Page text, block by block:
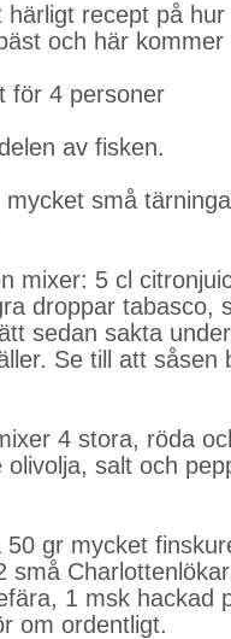
härligt recept på
och här kommer
för 4 personer
av fisken.
mycket små
mixer: 5 cl
droppar tabasco,
sedan sakta
Se till att såsen
4 stora, röda
salt och
50 gr mycket
små
1 msk hackad
om ordentligt.